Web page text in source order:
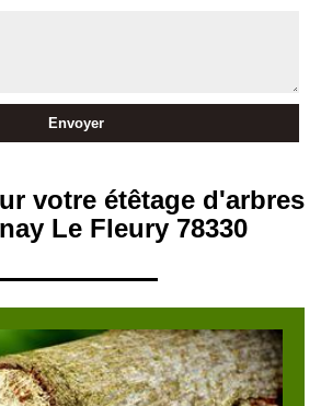
votre étêtage d'arbres
Le Fleury 78330